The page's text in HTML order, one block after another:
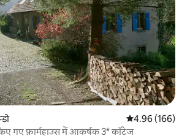
औसत रेटिंग 5 में से
4.96 (166)
गए फ़ार्महाउस में आकर्षक 3* कॉटेज